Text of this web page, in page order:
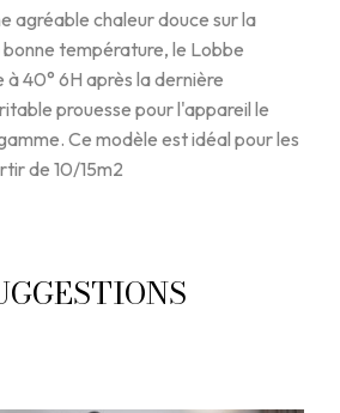
agréable chaleur douce sur la
bonne température, le Lobbe
40° 6H après la dernière
prouesse pour l'appareil le
Ce modèle est idéal pour les
de 10/15m2